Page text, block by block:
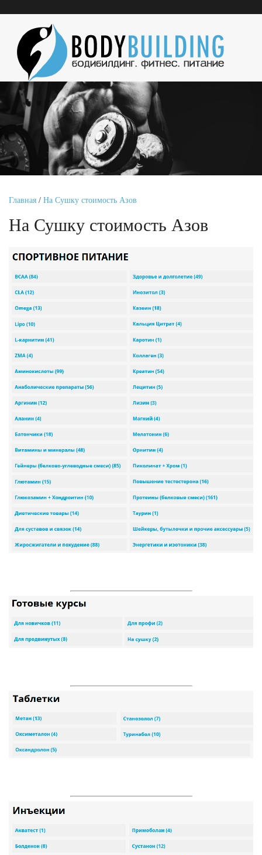
Главная / На Сушку стоимость Азов
На Сушку стоимость Азов